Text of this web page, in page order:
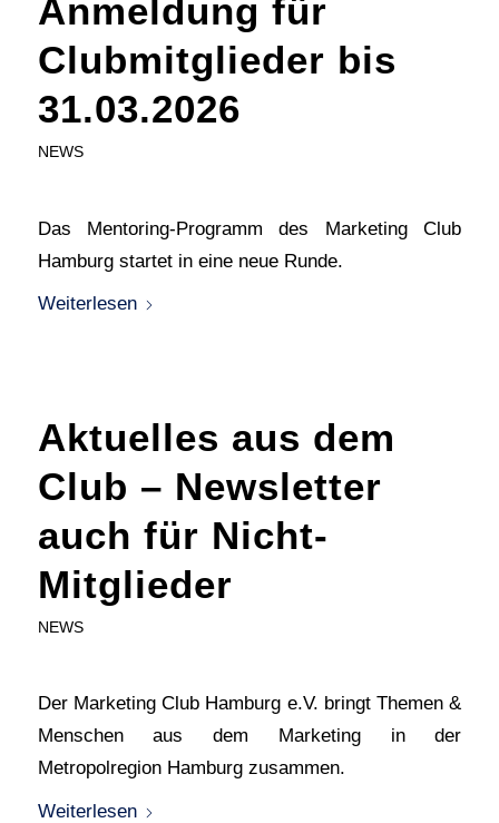
Anmeldung für
Clubmitglieder bis
31.03.2026
NEWS
Das Mentoring-Programm des Marketing Club
Hamburg startet in eine neue Runde.
Weiterlesen
Aktuelles aus dem
Club – Newsletter
auch für Nicht-
Mitglieder
NEWS
Der Marketing Club Hamburg e.V. bringt Themen &
Menschen aus dem Marketing in der
Metropolregion Hamburg zusammen.
Weiterlesen